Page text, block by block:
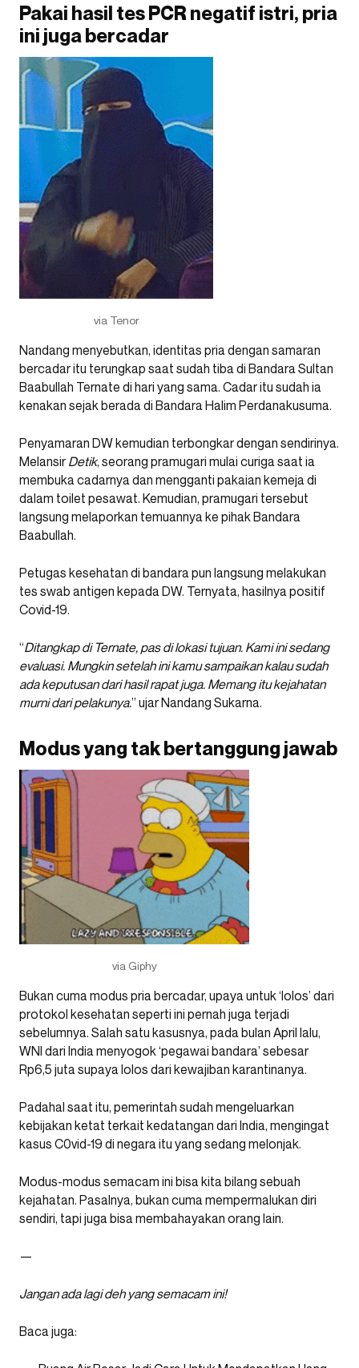
Pakai hasil tes PCR negatif istri, pria
ini juga bercadar
via Tenor
Nandang menyebutkan, identitas pria dengan samaran
bercadar itu terungkap saat sudah tiba di Bandara Sultan
Baabullah Ternate di hari yang sama. Cadar itu sudah ia
kenakan sejak berada di Bandara Halim Perdanakusuma.
Penyamaran DW kemudian terbongkar dengan sendirinya.
Melansir Detik, seorang pramugari mulai curiga saat ia
membuka cadarnya dan mengganti pakaian kemeja di
dalam toilet pesawat. Kemudian, pramugari tersebut
langsung melaporkan temuannya ke pihak Bandara
Baabullah.
Petugas kesehatan di bandara pun langsung melakukan
tes swab antigen kepada DW. Ternyata, hasilnya positif
Covid-19.
“Ditangkap di Ternate, pas di lokasi tujuan. Kami ini sedang
evaluasi. Mungkin setelah ini kamu sampaikan kalau sudah
ada keputusan dari hasil rapat juga. Memang itu kejahatan
murni dari pelakunya.” ujar Nandang Sukarna.
Modus yang tak bertanggung jawab
via Giphy
Bukan cuma modus pria bercadar, upaya untuk ‘lolos’ dari
protokol kesehatan seperti ini pernah juga terjadi
sebelumnya. Salah satu kasusnya, pada bulan April lalu,
WNI dari India menyogok ‘pegawai bandara’ sebesar
Rp6,5 juta supaya lolos dari kewajiban karantinanya.
Padahal saat itu, pemerintah sudah mengeluarkan
kebijakan ketat terkait kedatangan dari India, mengingat
kasus C0vid-19 di negara itu yang sedang melonjak.
Modus-modus semacam ini bisa kita bilang sebuah
kejahatan. Pasalnya, bukan cuma mempermalukan diri
sendiri, tapi juga bisa membahayakan orang lain.
—
Jangan ada lagi deh yang semacam ini!
Baca juga: